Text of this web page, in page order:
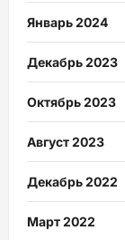
Январь 2024
Декабрь 2023
Октябрь 2023
Август 2023
Декабрь 2022
Март 2022